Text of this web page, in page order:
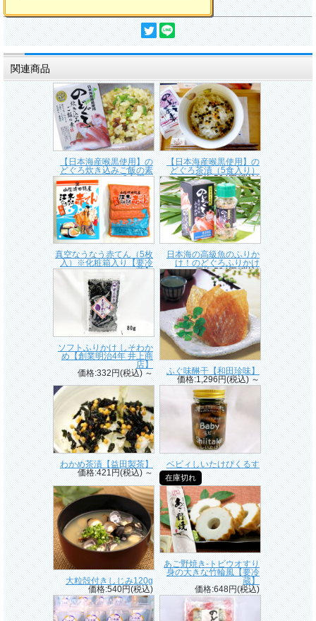
関連商品
【日本海産喉黒使用】の
どぐろ炊き込みご飯の素
（2合用）
価格:950円(税込)
【日本海産喉黒使用】の
どぐろ茶漬（5食入り）
価格:594円(税込)
真空なうなう赤てん（5枚
入）※化粧箱入り【要冷
蔵】
価格:1,000円(税込)
日本海の高級魚のふりか
け！のどぐろふりかけ
価格:594円(税込)
ソフトふりかけ しそわか
め【創業明治4年 井上商
店】
価格:332円(税込)～
ふぐ味醂干【和田珍味】
価格:1,296円(税込)～
わかめ茶漬【益田製茶】
価格:421円(税込)～
ベビィしいたけぴくるす
在庫切れ
大粒殻付きしじみ120g
価格:540円(税込)
あご野焼き-トビウオすり
身の大きな竹輪風【要冷
蔵】
価格:648円(税込)